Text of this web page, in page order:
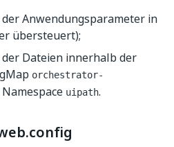
Anwendungsparameter in
übersteuert);
Dateien innerhalb der
orchestrator-
uipath.